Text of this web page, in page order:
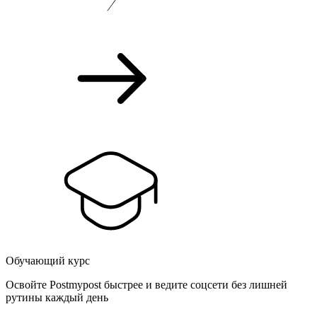
Обучающий курс
Освойте Postmypost быстрее и ведите соцсети без лишней
рутины каждый день